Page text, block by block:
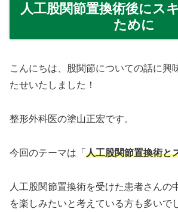
人工股関節置換術後にス
ために
こんにちは、股関節についての話に興
たせいたしました！
整形外科医の塗山正宏です。
今回のテーマは「 人工股関節置換術と
人工股関節置換術を受けた患者さんの
を楽しみたいと考えている方も多いで